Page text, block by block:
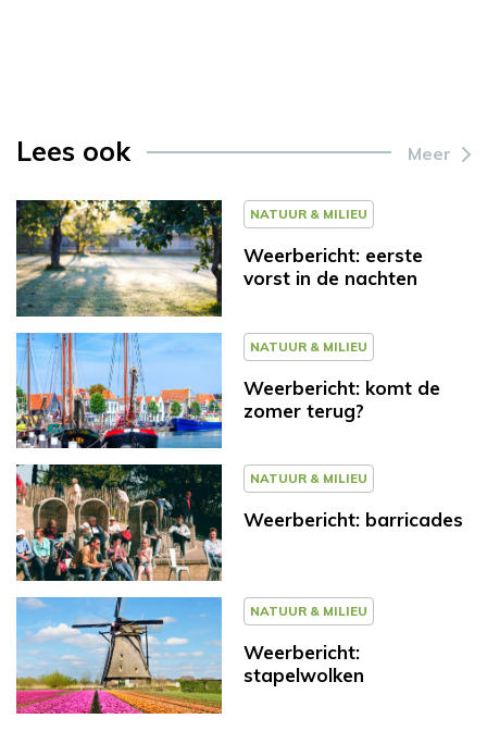
Lees ook Meer
NATUUR & MILIEU
Weerbericht: eerste
vorst in de nachten
NATUUR & MILIEU
Weerbericht: komt de
zomer terug?
NATUUR & MILIEU
Weerbericht: barricades
NATUUR & MILIEU
Weerbericht:
stapelwolken